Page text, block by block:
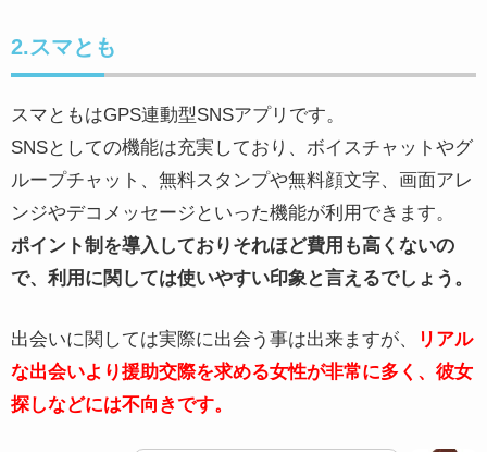
2.スマとも
スマともはGPS連動型SNSアプリです。
SNSとしての機能は充実しており、ボイスチャットやグ
ループチャット、無料スタンプや無料顔文字、画面アレ
ンジやデコメッセージといった機能が利用できます。
ポイント制を導入しておりそれほど費用も高くないの
で、利用に関しては使いやすい印象と言えるでしょう。
出会いに関しては実際に出会う事は出来ますが、
リアル
な出会いより援助交際を求める女性が非常に多く、彼女
探しなどには不向きです。